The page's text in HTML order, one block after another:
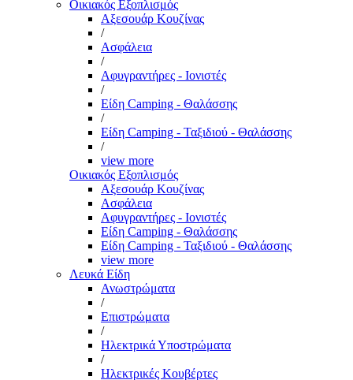
Οικιακός Εξοπλισμός
Αξεσουάρ Κουζίνας
/
Ασφάλεια
/
Αφυγραντήρες - Ιονιστές
/
Είδη Camping - Θαλάσσης
/
Είδη Camping - Ταξιδιού - Θαλάσσης
/
view more
Οικιακός Εξοπλισμός
Αξεσουάρ Κουζίνας
Ασφάλεια
Αφυγραντήρες - Ιονιστές
Είδη Camping - Θαλάσσης
Είδη Camping - Ταξιδιού - Θαλάσσης
view more
Λευκά Είδη
Ανωστρώματα
/
Επιστρώματα
/
Ηλεκτρικά Υποστρώματα
/
Ηλεκτρικές Κουβέρτες